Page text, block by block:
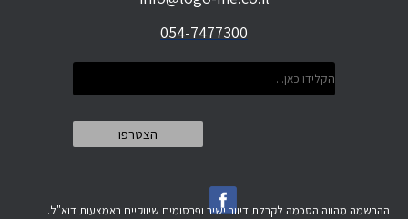
054-7477300
ההרשמה מהווה הסכמה לקבלת דיוור ישיר ופרסומים שיווקיים באמצעות דוא"ל.